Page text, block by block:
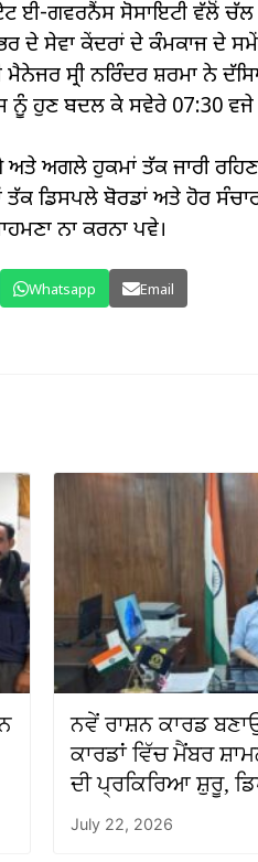
ਈ-ਗਵਰਨੈਂਸ ਸੋਸਾਇਟੀ ਵੱਲੋਂ
ਸੇਵਾ ਕੇਂਦਰਾਂ ਦੇ ਕੰਮਕਾਜ ਦੇ ਸਮੇਂ
ਸ੍ਰੀ ਨਰਿੰਦਰ ਸ਼ਰਮਾ ਨੇ
ਨੂੰ ਹੁਣ ਬਦਲ ਕੇ ਸਵੇਰੇ 07:30
ਅਗਲੇ ਹੁਕਮਾਂ ਤੱਕ ਜਾਰੀ
ਤੱਕ ਡਿਸਪਲੇ ਬੋਰਡਾਂ ਅਤੇ ਹੋਰ
ਨਾ ਕਰਨਾ ਪਵੇ।
Whatsapp Email
ਨਵੇਂ ਰਾਸ਼ਨ ਕਾਰਡ
ਕਾਰਡਾਂ ਵਿੱਚ ਮੈਂਬਰ
ਦੀ ਪ੍ਰਕਿਰਿਆ ਸ਼ੁਰੂ,
July 22, 2026